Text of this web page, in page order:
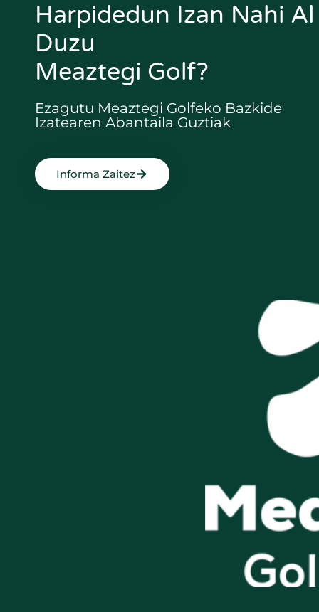
Harpidedun Izan Nahi Al
Duzu
Meaztegi Golf?
Ezagutu Meaztegi Golfeko Bazkide
Izatearen Abantaila Guztiak
Informa Zaitez